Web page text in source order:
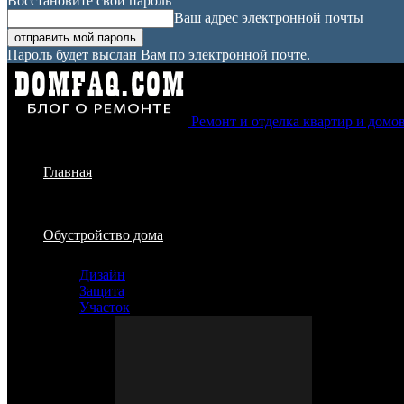
Ваш адрес электронной почты
Пароль будет выслан Вам по электронной почте.
Ремонт и отделка квартир и
Главная
Обустройство дома
Дизайн
Защита
Участок